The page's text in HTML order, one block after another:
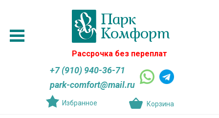
Рассрочка без переплат
+7 (910) 940-36-71
park-comfort@mail.ru
Избранное Корзина